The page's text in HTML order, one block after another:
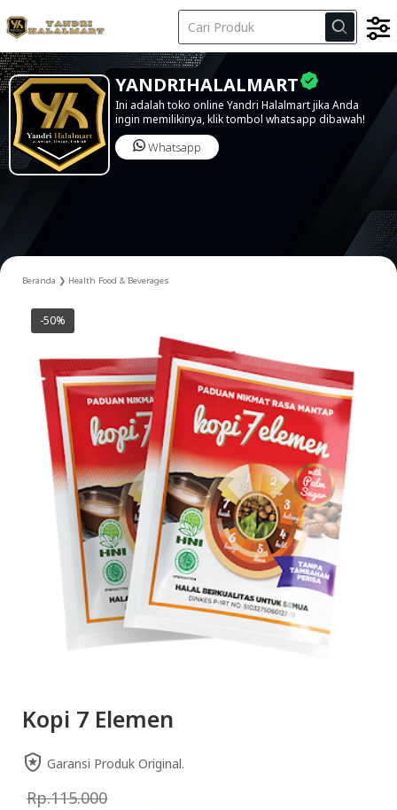
Kode Iklan
YANDRIHALALMART
Ini adalah toko online Yandri Halalmart jika Anda
ingin memilikinya, klik tombol whatsapp dibawah!
Whatsapp
Beranda ❯ Health Food & Beverages
-50%
Kopi 7 Elemen
Garansi Produk Original.
Rp.115.000